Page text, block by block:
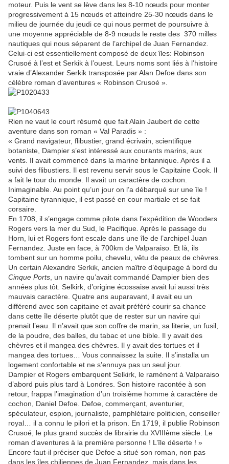
moteur. Puis le vent se lève dans les 8-10 nœuds pour monter
progressivement à 15 nœuds et atteindre 25-30 nœuds dans le
milieu de journée du jeudi ce qui nous permet de poursuivre à
une moyenne appréciable de 8-9 nœuds le reste des 370 milles
nautiques qui nous séparent de l’archipel de Juan Fernandez.
Celui-ci est essentiellement composé de deux îles: Robinson
Crusoé à l’est et Serkik à l’ouest. Leurs noms sont liés à l’histoire
vraie d’Alexander Serkik transposée par Alan Defoe dans son
célèbre roman d’aventures « Robinson Crusoé ».
Rien ne vaut le court résumé que fait Alain Jaubert de cette
aventure dans son roman « Val Paradis » :
« Grand navigateur, flibustier, grand écrivain, scientifique
botaniste, Dampier s’est intéressé aux courants marins, aux
vents. Il avait commencé dans la marine britannique. Après il a
suivi des flibustiers. Il est revenu servir sous le Capitaine Cook. Il
a fait le tour du monde. Il avait un caractère de cochon.
Inimaginable. Au point qu’un jour on l’a débarqué sur une île !
Capitaine tyrannique, il est passé en cour martiale et se fait
corsaire.
En 1708, il s’engage comme pilote dans l’expédition de Wooders
Rogers vers la mer du Sud, le Pacifique. Après le passage du
Horn, lui et Rogers font escale dans une île de l’archipel Juan
Fernandez. Juste en face, à 700km de Valparaiso. Et là, ils
tombent sur un homme poilu, chevelu, vêtu de peaux de chèvres.
Un certain Alexandre Serkik, ancien maître d’équipage à bord du
Cinque Ports , un navire qu’avait commandé Dampier bien des
années plus tôt. Selkirk, d’origine écossaise avait lui aussi très
mauvais caractère. Quatre ans auparavant, il avait eu un
différend avec son capitaine et avait préféré courir sa chance
dans cette île déserte plutôt que de rester sur un navire qui
prenait l’eau. Il n’avait que son coffre de marin, sa literie, un fusil,
de la poudre, des balles, du tabac et une bible. Il y avait des
chèvres et il mangea des chèvres. Il y avait des tortues et il
mangea des tortues… Vous connaissez la suite. Il s’installa un
logement confortable et ne s’ennuya pas un seul jour.
Dampier et Rogers embarquent Selkirk, le ramènent à Valparaiso
d’abord puis plus tard à Londres. Son histoire racontée à son
retour, frappa l’imagination d’un troisième homme à caractère de
cochon, Daniel Defoe. Defoe, commerçant, aventurier,
spéculateur, espion, journaliste, pamphlétaire politicien, conseiller
royal… il a connu le pilori et la prison. En 1719, il publie Robinson
Crusoé, le plus grand succès de librairie du XVIIIème siècle. Le
roman d’aventures à la première personne ! L’île déserte ! »
Encore faut-il préciser que Defoe a situé son roman, non pas
dans les îles chiliennes de Juan Fernandez, mais dans les